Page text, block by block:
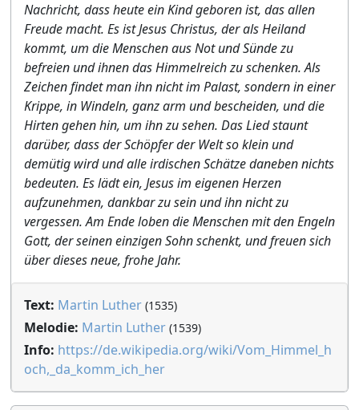
Nachricht, dass heute ein Kind geboren ist, das allen
Freude macht. Es ist Jesus Christus, der als Heiland
kommt, um die Menschen aus Not und Sünde zu
befreien und ihnen das Himmelreich zu schenken. Als
Zeichen findet man ihn nicht im Palast, sondern in einer
Krippe, in Windeln, ganz arm und bescheiden, und die
Hirten gehen hin, um ihn zu sehen. Das Lied staunt
darüber, dass der Schöpfer der Welt so klein und
demütig wird und alle irdischen Schätze daneben nichts
bedeuten. Es lädt ein, Jesus im eigenen Herzen
aufzunehmen, dankbar zu sein und ihn nicht zu
vergessen. Am Ende loben die Menschen mit den Engeln
Gott, der seinen einzigen Sohn schenkt, und freuen sich
über dieses neue, frohe Jahr.
Text: Martin Luther (1535)
Melodie: Martin Luther (1539)
Info: https://de.wikipedia.org/wiki/Vom_Himmel_h
och,_da_komm_ich_her